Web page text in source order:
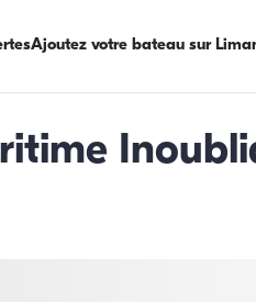
Ajoutez votre bateau sur